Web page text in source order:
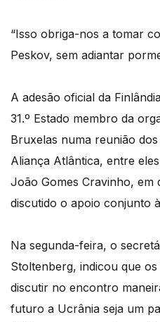
“Isso obriga-nos a tomar
Peskov, sem adiantar
A adesão oficial da
31.º Estado membro da
Bruxelas numa reunião
Aliança Atlântica, entre
João Gomes Cravinho, em
discutido o apoio conjunto
Na segunda-feira, o
Stoltenberg, indicou que
discutir no encontro
futuro a Ucrânia seja um